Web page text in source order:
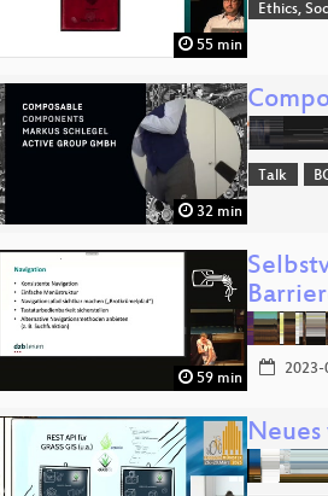
55 min
Ethics,
32 min
Talk
59 min